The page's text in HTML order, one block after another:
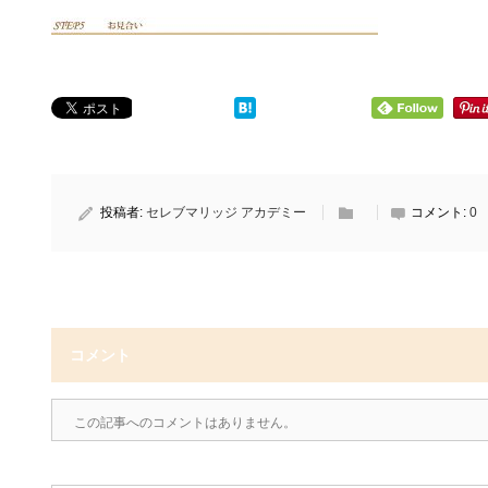
投稿者: セレブマリッジ アカデミー コメント: 0
コメント
この記事へのコメントはありません。